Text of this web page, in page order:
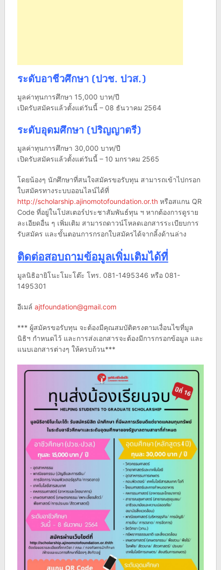
ระดับอาชีวศึกษา (ปวช. ปวส.)
มูลค่าทุนการศึกษา 15,000 บาท/ปี
เปิดรับสมัครแล้วตั้งแต่วันนี้ – 08 ธันวาคม 2564
ระดับอุดมศึกษา (ปริญญาตรี)
มูลค่าทุนการศึกษา 30,000 บาท/ปี
เปิดรับสมัครแล้วตั้งแต่วันนี้ – 10 มกราคม 2565
โดยน้องๆ นักศึกษาที่สนใจสมัครขอรับทุน สามารถเข้าไปกรอก
ใบสมัครทางระบบออนไลน์ได้ที่
http://scholarship.ajinomotofoundation.or.thหรือสแกน QR
Code ที่อยู่ในโปสเตอร์ประชาสัมพันธ์ทุน ฯ หากต้องการดูราย
ละเอียดอื่น ๆ เพิ่มเติม สามารถดาวน์โหลดเอกสารระเบียบการ
รับสมัคร และขั้นตอนการกรอกใบสมัครได้จากลิ้งด้านล่าง
ติดต่อสอบถามข้อมูลเพิ่มเติมได้ที่
มูลนิธิอายิโนะโมะโต๊ะ โทร. 081-1495346 หรือ 081-
1495301
อีเมล์ ajtfoundation@gmail.com
*** ผู้สมัครขอรับทุน จะต้องมีคุณสมบัติตรงตามเงื่อนไขที่มูล
นิธิฯ กำหนดไว้ และการส่งเอกสารจะต้องมีการกรอกข้อมูล และ
แนบเอกสารต่างๆ ให้ครบถ้วน***